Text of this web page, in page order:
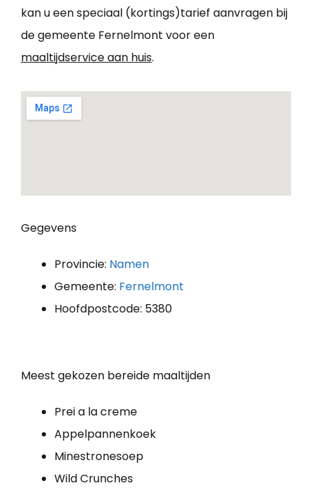
kan u een speciaal (kortings)tarief aanvragen bij
de gemeente Fernelmont voor een
maaltijdservice aan huis.
Gegevens
Provincie: Namen
Gemeente: Fernelmont
Hoofdpostcode: 5380
Meest gekozen bereide maaltijden
Prei a la creme
Appelpannenkoek
Minestronesoep
Wild Crunches